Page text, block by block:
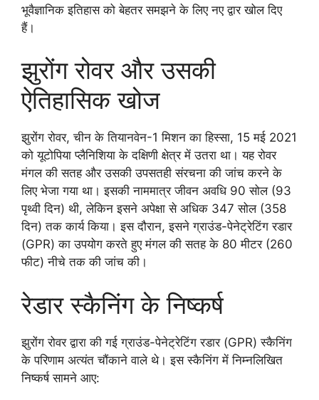
भूवैज्ञानिक इतिहास को बेहतर समझने के लिए नए द्वार खोल दिए
हैं।
झुरोंग रोवर और उसकी
ऐतिहासिक खोज
झुरोंग रोवर, चीन के तियानवेन-1 मिशन का हिस्सा, 15 मई 2021
को यूटोपिया प्लैनिशिया के दक्षिणी क्षेत्र में उतरा था। यह रोवर
मंगल की सतह और उसकी उपसतही संरचना की जांच करने के
लिए भेजा गया था। इसकी नाममात्र जीवन अवधि 90 सोल (93
पृथ्वी दिन) थी, लेकिन इसने अपेक्षा से अधिक 347 सोल (358
दिन) तक कार्य किया। इस दौरान, इसने ग्राउंड-पेनेट्रेटिंग रडार
(GPR) का उपयोग करते हुए मंगल की सतह के 80 मीटर (260
फीट) नीचे तक की जांच की।
रेडार स्कैनिंग के निष्कर्ष
झुरोंग रोवर द्वारा की गई ग्राउंड-पेनेट्रेटिंग रडार (GPR) स्कैनिंग
के परिणाम अत्यंत चौंकाने वाले थे। इस स्कैनिंग में निम्नलिखित
निष्कर्ष सामने आए: